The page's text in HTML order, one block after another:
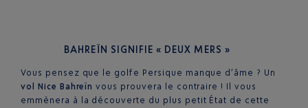
BAHREÏN SIGNIFIE « DEUX MERS »
Vous pensez que le golfe Persique manque d’âme ? Un
vol Nice Bahreïnvous prouvera le contraire ! Il vous
emmènera à la découverte du plus petit État de cette